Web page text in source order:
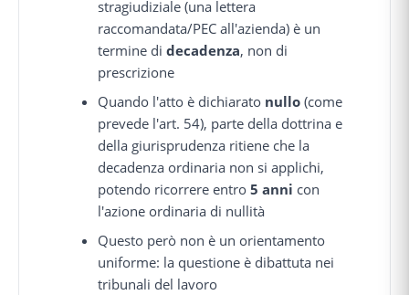
stragiudiziale (una lettera
raccomandata/PEC all'azienda) è un
termine didecadenza, non di
prescrizione
Quando l'atto è dichiarato nullo (come
prevede l'art. 54), parte della dottrina e
della giurisprudenza ritiene che la
decadenza ordinaria non si applichi,
potendo ricorrere entro5 anni con
l'azione ordinaria di nullità
Questo però non è un orientamento
uniforme: la questione è dibattuta nei
tribunali del lavoro